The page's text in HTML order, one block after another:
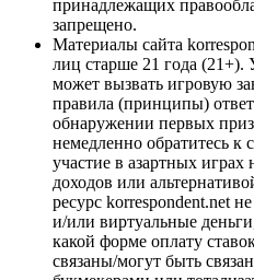
принадлежащих
запрещено.
Материалы сайта
лиц старше 21 года (21+).
может вызвать игровую
правила (принципы)
обнаружении первых
немедленно обратитесь к
участие в азартных
доходов или
ресурс korrespondent.net
и/или виртуальные
какой форме оплату
связаны/могут быть